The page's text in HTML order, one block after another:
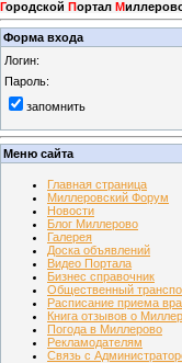
Городской Портал М
Форма входа
Логин:
Пароль:
запомнить
Меню сайта
Главная страница
Миллеровский Форум
Новости
Блог Миллерово
Галерея
Доска объявлений
Видео Портала
Бизнес справочник
Общественный
Расписание приема
Книга отзывов о
Погода в Миллерово
Рекламодателям
Связь с